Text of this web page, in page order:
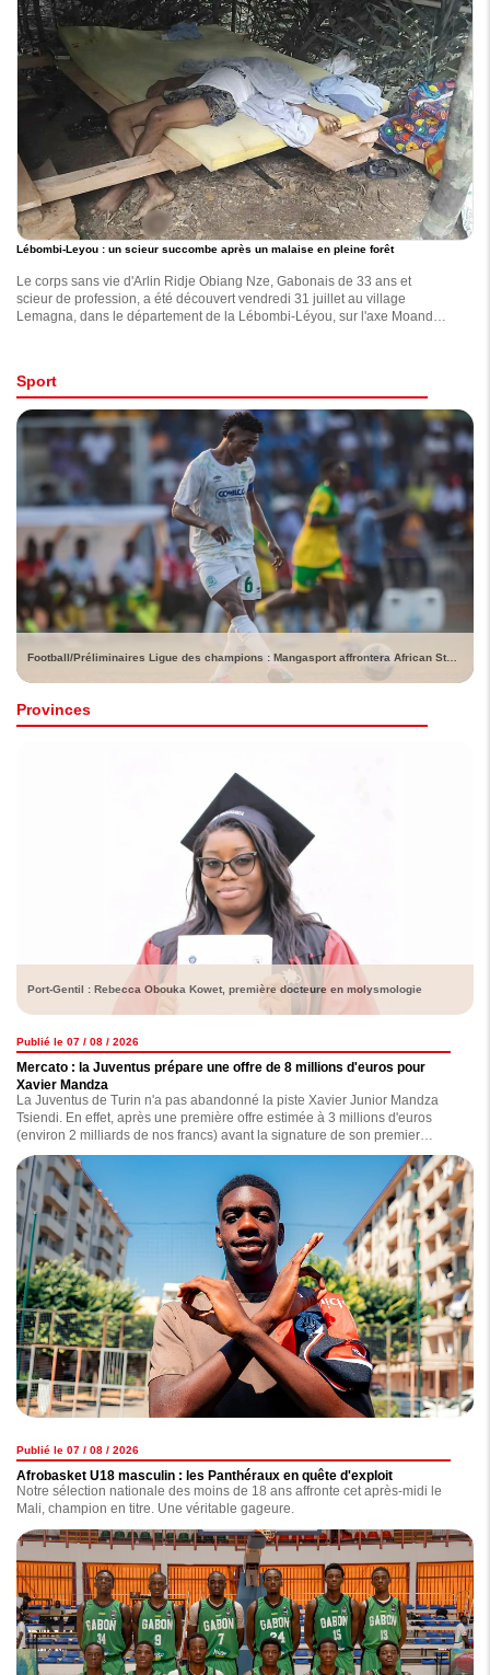
Lébombi-Leyou : un scieur succombe après un malaise en pleine forêt
Le corps sans vie d'Arlin Ridje Obiang Nze, Gabonais de 33 ans et
scieur de profession, a été découvert vendredi 31 juillet au village
Lemagna, dans le département de la Lébombi-Léyou, sur l'axe Moanda-
Sport
Provinces
Football/Préliminaires Ligue des champions : Mangasport affrontera African Stars (Namibie)
Port-Gentil : Rebecca Obouka Kowet, première docteure en molysmologie
Publié le 07 / 08 / 2026
Mercato : la Juventus prépare une offre de 8 millions d'euros pour
Xavier Mandza
La Juventus de Turin n'a pas abandonné la piste Xavier Junior Mandza
Tsiendi. En effet, après une première offre estimée à 3 millions d'euros
(environ 2 milliards de nos francs) avant la signature de son premier
contrat professionnel avec l'OGC Nice en juillet dernier, le club italien
prépare désormais une nouvelle offensive pour tenter de convaincre les
Aiglons.
Publié le 07 / 08 / 2026
Afrobasket U18 masculin : les Panthéraux en quête d'exploit
Notre sélection nationale des moins de 18 ans affronte cet après-midi le
Mali, champion en titre. Une véritable gageure.